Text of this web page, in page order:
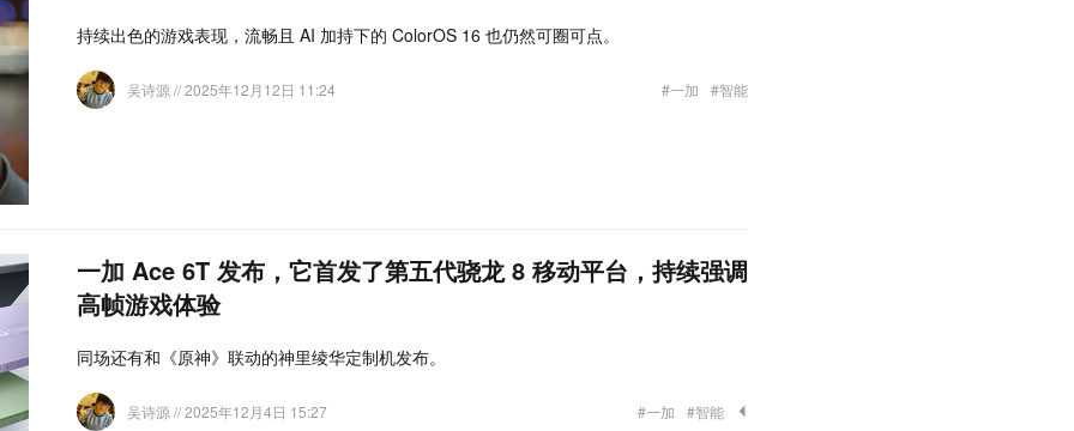
持续出色的游戏表现，流畅且 AI 加持下的 ColorOS 16 也仍然可圈可点。
吴诗源 // 2025年12月12日 11:24 #一加 #智能
一加 Ace 6T 发布，它首发了第五代骁龙 8 移动平台，持续强调
高帧游戏体验
同场还有和《原神》联动的神里绫华定制机发布。
吴诗源 // 2025年12月4日 15:27 #一加 #智能